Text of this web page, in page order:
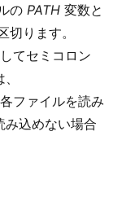
の PATH 変数と
ります。
てセミコロン
ファイルを読み
み込めない場合